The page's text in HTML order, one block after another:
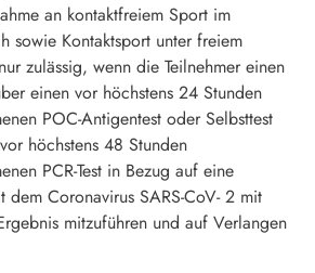
an kontaktfreiem Sport im
sowie Kontaktsport unter freiem
zulässig, wenn die Teilnehmer einen
einen vor höchstens 24 Stunden
POC-Antigentest oder Selbsttest
höchstens 48 Stunden
PCR-Test in Bezug auf eine
dem Coronavirus SARS-CoV- 2 mit
mitzuführen und auf Verlangen